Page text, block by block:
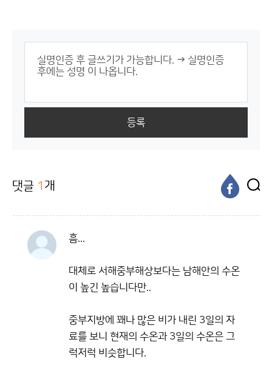
등록
댓글 1 개
흠...
대체로 서해중부해상보다는 남해안의 수온
이 높긴 높습니다만..
중부지방에 꽤나 많은 비가 내린 3일의 자
료를 보니 현재의 수온과 3일의 수온은 그
럭저럭 비슷합니다.